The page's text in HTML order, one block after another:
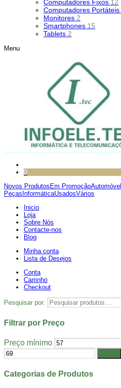
Computadores Fixos 12
Computadores Portáteis
Monitores 2
Smartphones 15
Tablets 2
Menu
0
Novos Produtos Em PromoçãoAutomóvel
Peças InformáticaUsadosVários
Inicio
Loja
Sobre Nós
Contacte-nos
Blog
Minha conta
Lista de Desejos
Conta
Carrinho
Checkout
Pesquisar por:
Filtrar por Preço
Preço mínimo
Categorias de Produtos